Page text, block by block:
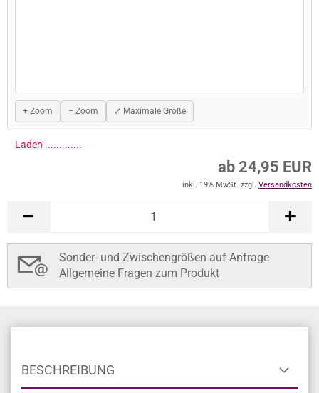
+ Zoom − Zoom ⤢ Maximale Größe
Laden ..............
ab 24,95 EUR
inkl. 19% MwSt. zzgl. Versandkosten
Sonder- und Zwischengrößen auf Anfrage
Allgemeine Fragen zum Produkt
BESCHREIBUNG